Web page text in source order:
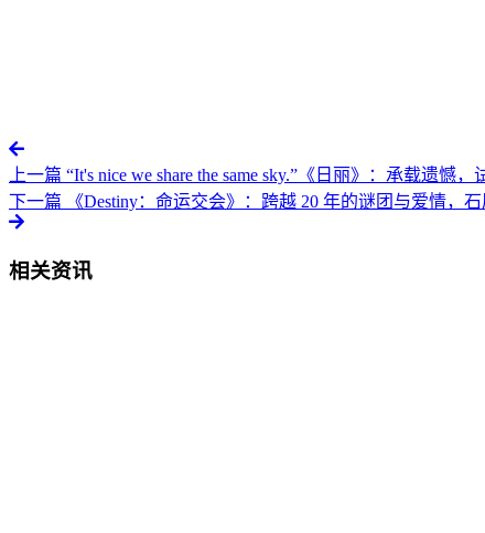
上一篇 “It's nice we share the same sky.”《日丽》：承载遗憾
下一篇
《Destiny：命运交会》：跨越 20 年的谜团与爱情，
相关资讯